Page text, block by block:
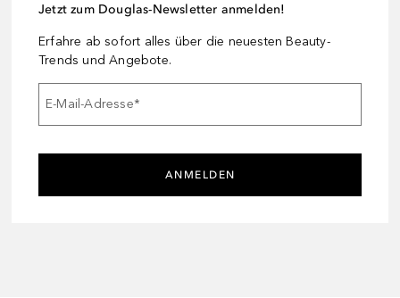
Jetzt zum Douglas-Newsletter anmelden!
Erfahre ab sofort alles über die neuesten Beauty-
Trends und Angebote.
E-Mail-Adresse*
ANMELDEN